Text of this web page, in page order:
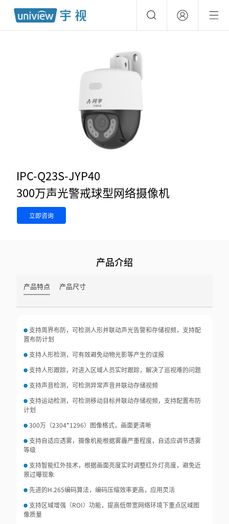
IPC-Q23S-JYP40
300万声光警戒球型网络摄像机
立即咨询
产品介绍
产品特点 产品尺寸
支持周界布防，可检测人形并联动声光告警和存储视频，支持配
置布防计划
支持人形检测，可有效避免动物光影等产生的误报
支持人形跟踪，对进入区域人员实时跟踪，解决了巡视难的问题
支持声音检测，可检测异常声音并联动存储视频
支持运动检测，可检测移动目标并联动存储视频，支持配置布防
计划
300万（2304*1296）图像格式，画面更清晰
支持自适应透雾，摄像机能根据雾霾严重程度，自适应调节透雾
等级
支持智能红外技术，根据画面亮度实时调整红外灯亮度，避免近
景过曝现象
先进的H.265编码算法，编码压缩效率更高，应用灵活
支持区域增强（ROI）功能，提高低带宽网络环境下重点区域图
像质量